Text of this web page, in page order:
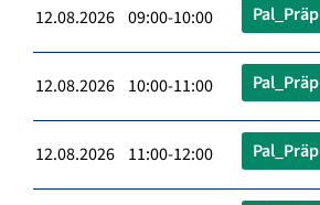
12.08.2026 09:00-10:00 Pal_Präp
12.08.2026 10:00-11:00 Pal_Präp
12.08.2026 11:00-12:00 Pal_Präp